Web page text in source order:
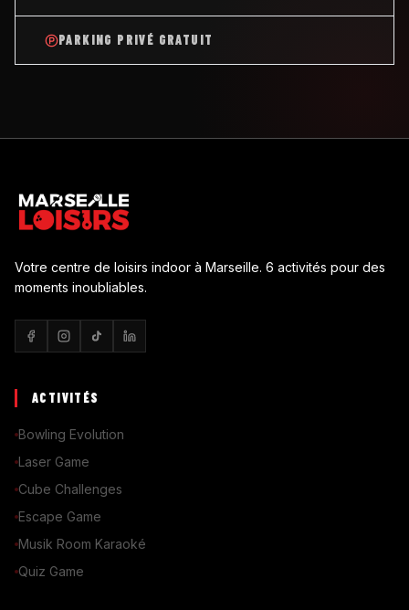
PARKING PRIVÉ GRATUIT
Votre centre de loisirs indoor à Marseille. 6 activités pour des
moments inoubliables.
ACTIVITÉS
Bowling Evolution
Laser Game
Cube Challenges
Escape Game
Musik Room Karaoké
Quiz Game